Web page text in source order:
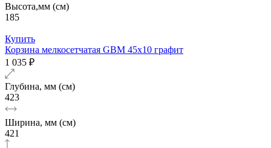
Высота,мм (см)
185
Купить
Корзина мелкосетчатая GBM 45х10 графит
1 035 ₽
Глубина, мм (см)
423
Ширина, мм (см)
421